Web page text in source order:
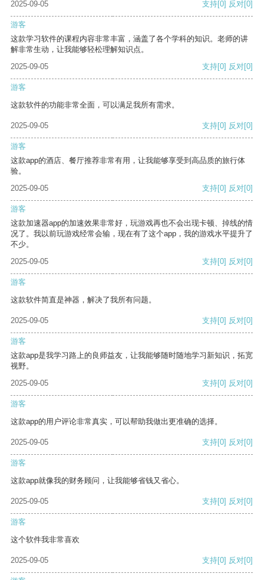
2025-09-05
支持[0] 反对[0]
游客
这款学习软件的课程内容非常丰富，涵盖了各个学科的知识。老师的讲
解非常生动，让我能够轻松理解知识点。
2025-09-05
支持[0] 反对[0]
游客
这款软件的功能非常全面，可以满足我所有需求。
2025-09-05 支持[0] 反对[0]
游客
这款app的酒店、餐厅推荐非常有用，让我能够享受到高品质的旅行体
验。
2025-09-05
支持[0] 反对[0]
游客
这款加速器app的加速效果非常好，玩游戏再也不会出现卡顿、掉线的情
况了。我以前玩游戏经常会输，现在有了这个app，我的游戏水平提升了
不少。
2025-09-05
支持[0] 反对[0]
游客
这款软件简直是神器，解决了我所有问题。
2025-09-05 支持[0] 反对[0]
游客
这款app是我学习路上的良师益友，让我能够随时随地学习新知识，拓宽
视野。
2025-09-05
支持[0] 反对[0]
游客
这款app的用户评论非常真实，可以帮助我做出更准确的选择。
2025-09-05 支持[0] 反对[0]
游客
这款app就像我的财务顾问，让我能够省钱又省心。
2025-09-05 支持[0] 反对[0]
游客
这个软件我非常喜欢
2025-09-05 支持[0] 反对[0]